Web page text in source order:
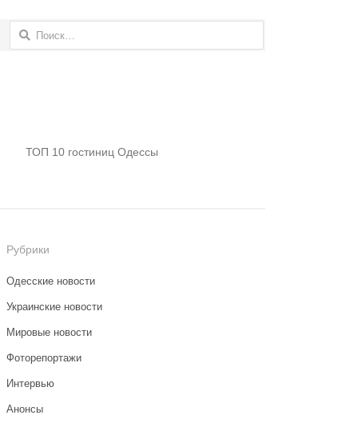
Найти:
ТОП 10 гостиниц Одессы
Рубрики
Одесские новости
Украинские новости
Мировые новости
Фоторепортажи
Интервью
Анонсы